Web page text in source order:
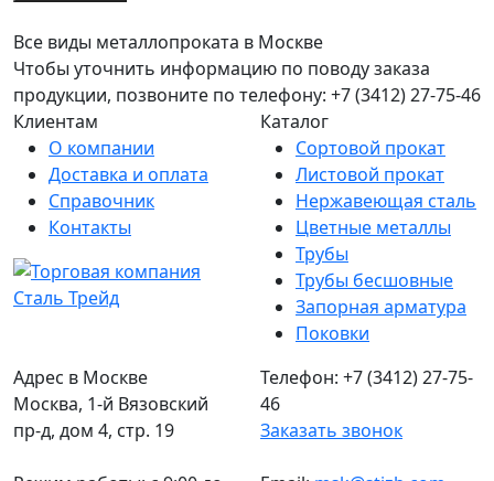
Все виды металлопроката в Москве
Чтобы уточнить информацию по поводу заказа
продукции, позвоните по телефону: +7 (3412) 27-75-46
Клиентам
О компании
Доставка и оплата
Справочник
Контакты
Каталог
Сортовой прокат
Листовой прокат
Нержавеющая сталь
Цветные металлы
Трубы
Трубы бесшовные
Запорная арматура
Поковки
Адрес в Москве
Москва, 1-й Вязовский
пр-д, дом 4, стр. 19
Телефон: +7 (3412) 27-75-
46
Заказать звонок